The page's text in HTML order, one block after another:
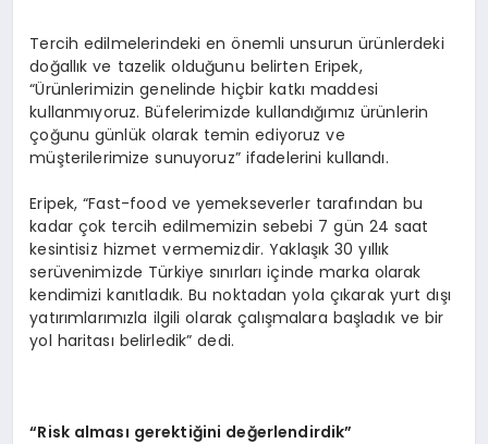
Tercih edilmelerindeki en önemli unsurun ürünlerdeki
doğallık ve tazelik olduğunu belirten Eripek,
“Ürünlerimizin genelinde hiçbir katkı maddesi
kullanmıyoruz. Büfelerimizde kullandığımız ürünlerin
çoğunu günlük olarak temin ediyoruz ve
müşterilerimize sunuyoruz” ifadelerini kullandı.
Eripek, “Fast-food ve yemekseverler tarafından bu
kadar çok tercih edilmemizin sebebi 7 gün 24 saat
kesintisiz hizmet vermemizdir. Yaklaşık 30 yıllık
serüvenimizde Türkiye sınırları içinde marka olarak
kendimizi kanıtladık. Bu noktadan yola çıkarak yurt dışı
yatırımlarımızla ilgili olarak çalışmalara başladık ve bir
yol haritası belirledik” dedi.
“Risk alması gerektiğini değerlendirdik”